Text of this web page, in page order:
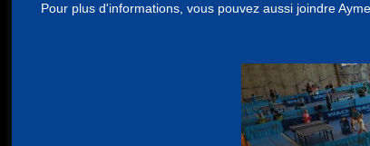
Pour plus d'informations, vous pouvez aussi joindre